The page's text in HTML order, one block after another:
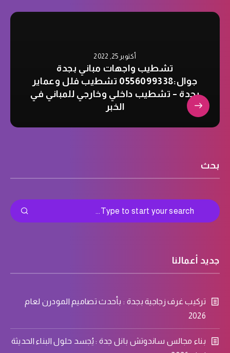
أكتوبر 25, 2022
تشطيب واجهات مباني بجدة
جوال:0556099338 تشطيب فلل وعماير
بجدة – تشطيب داخلي وخارجي للمباني في
الخبر
بحث
جديد أعمالنا
تركيب غرف زجاجية بجدة : بأحدث تصاميم المودرن لعام
2026
بناء مجالس ساندوتش بانل جدة : يُجسد حلول البناء الحديثة